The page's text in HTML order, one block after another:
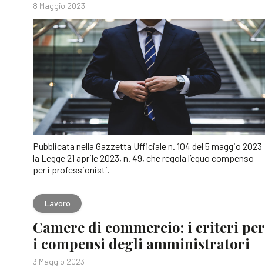
8 Maggio 2023
Pubblicata nella Gazzetta Ufficiale n. 104 del 5 maggio 2023
la Legge 21 aprile 2023, n. 49, che regola l’equo compenso
per i professionisti.
Lavoro
Camere di commercio: i criteri per
i compensi degli amministratori
3 Maggio 2023